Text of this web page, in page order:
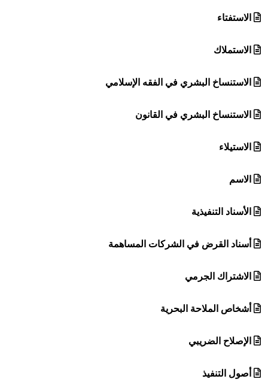
الاستفتاء
الاستملاك
الاستنساخ البشري في الفقه الإسلامي
الاستنساخ البشري في القانون
الاستيلاء
الاسم
الأسناد التنفيذية
أسناد القرض في الشركات المساهمة
الاشتراك الجرمي
أشخاص الملاحة البحرية
الإصلاح الضريبي
أصول التنفيذ